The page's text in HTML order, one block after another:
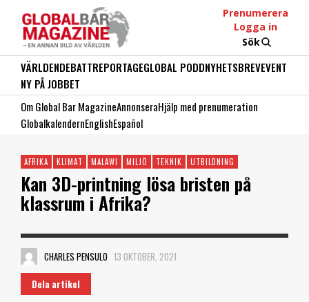
Prenumerera
Logga in
Sök
VÄRLDENDEBATTREPORTAGEGLOBAL PODDNYHETSBREVEVENT
NY PÅ JOBBET
Om Global Bar MagazineAnnonseraHjälp med prenumeration
GlobalkalendernEnglishEspañol
AFRIKA KLIMAT MALAWI MILJÖ TEKNIK UTBILDNING
Kan 3D-printning lösa bristen på
klassrum i Afrika?
CHARLES PENSULO 13 OKTOBER, 2021
Dela artikel